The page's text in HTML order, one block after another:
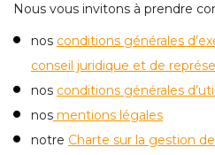
Nous vous invitons à prendre
nos conditions générales
conseil juridique et de
nos conditions générales
nos mentions légales
notre Charte sur la gestion